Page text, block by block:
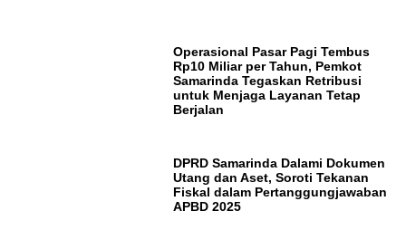
Operasional Pasar Pagi Tembus
Rp10 Miliar per Tahun, Pemkot
Samarinda Tegaskan Retribusi
untuk Menjaga Layanan Tetap
Berjalan
DPRD Samarinda Dalami Dokumen
Utang dan Aset, Soroti Tekanan
Fiskal dalam Pertanggungjawaban
APBD 2025